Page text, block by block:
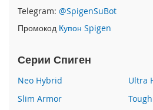
i
P
h
e
7
Telegram: @SpigenSuBot
Промокод Купон Spigen
Серии Спиген
Neo Hybrid
Ultra
Slim Armor